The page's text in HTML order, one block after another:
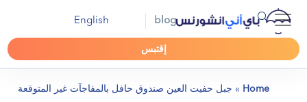
blog
English
إقتبس
Home
» جبل حفيت العين صندوق حافل بالمفاجآت غير المتوقعة